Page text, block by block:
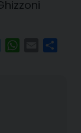
TelegramWhatsApp
Email